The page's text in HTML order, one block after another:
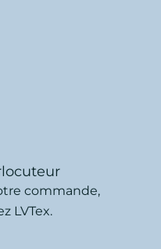
commande,
LVTex.